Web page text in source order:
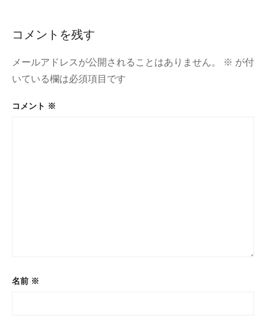
挨
拶
ビ
ゲ
ー
シ
コメントを残す
メールアドレスが公開されることはありません。 ※ が付
いている欄は必須項目です
コメント ※
名前 ※